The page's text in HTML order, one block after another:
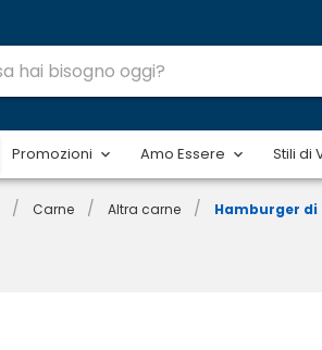
Promozioni Amo Essere Stili di
/ Carne / Altra carne / Hamburger